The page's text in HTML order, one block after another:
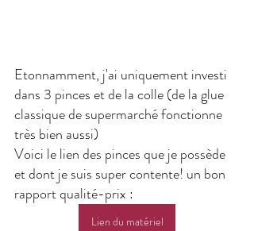
Etonnamment, j'ai uniquement investi
dans 3 pinces et de la colle (de la glue
classique de supermarché fonctionne
très bien aussi)
Voici le lien des pinces que je possède
et dont je suis super contente! un bon
rapport qualité-prix :
Lien du matériel